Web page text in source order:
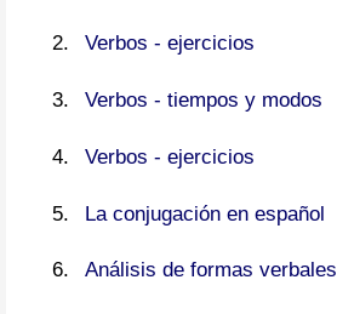
Verbos - ejercicios
Verbos - tiempos y modos
Verbos - ejercicios
La conjugación en español
Análisis de formas verbales